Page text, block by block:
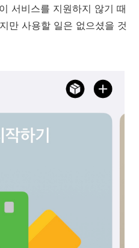
서비스를 지원하지 않기 때
만 사용할 일은 없으셨을 것